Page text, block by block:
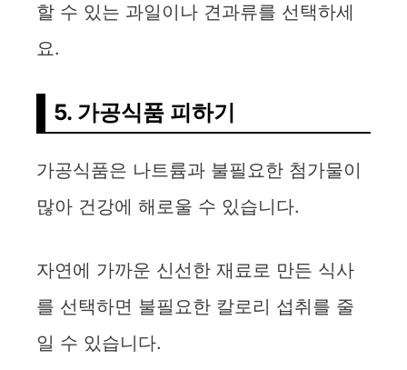
V
d
e
할 수 있는 과일이나 견과류를 선택하세
요.
5. 가공식품 피하기
가공식품은 나트륨과 불필요한 첨가물이
많아 건강에 해로울 수 있습니다.
자연에 가까운 신선한 재료로 만든 식사
를 선택하면 불필요한 칼로리 섭취를 줄
일 수 있습니다.